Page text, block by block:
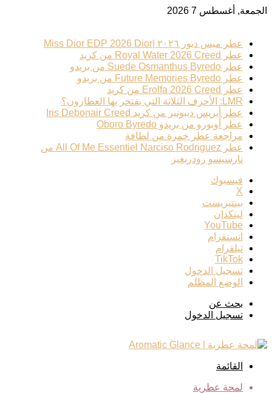
الجمعة, أغسطس 7 2026
عطر ميس ديور ٢٠٢٦ |Miss Dior EDP 2026 Dior
عطر Royal Water 2026 Creed من كريد
عطر Suede Osmanthus Byredo من بريدو
عطر Future Memories Byredo من بريدو
عطر Erolfa 2026 Creed من كريد
LMR: الأحرف الثلاثة التي يفتخر بها العطارون؟
عطر أيريس ديبونير من كريد Iris Debonair Creed
عطر أوبورو من بريدو Oboro Byredo
مراجعة عطر خمرة من لطافة
عطر All Of Me Essentiel Narciso Rodriguez من
نارسيسو رودريغيز
فيسبوك
‫X
بينتيريست
لينكدإن
‫YouTube
انستقرام
تيلقرام
‫TikTok
تسجيل الدخول
الوضع المظلم
بحث عن
تسجيل الدخول
القائمة
لمحة عطرية